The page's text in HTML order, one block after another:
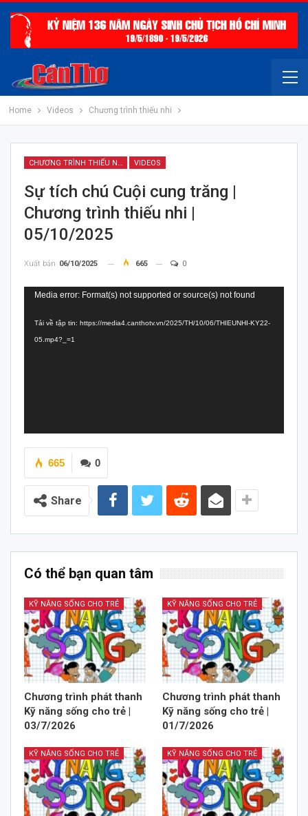
Home Videos Chương trình thiếu nhi
CHƯƠNG TRÌNH THIẾU NHI VIDEOS
Sự tích chú Cuội cung trăng |
Chương trình thiếu nhi |
05/10/2025
Xuất bản 06/10/2025 665 0
Trình
Video
Media error: Format(s) not supported or source(s) not found
Tải về tập tin: https://media4.canthotv.vn/2025/TH/10/06/THIEUNHI-KY22-
05.mp4?_=1
0
665
Share
Có thể bạn quan tâm
KỸ NĂNG SỐNG CHO TRẺ
Chương trình phát thanh
Kỹ năng sống cho trẻ |
03/7/2026
KỸ NĂNG SỐNG CHO TRẺ
Chương trình phát thanh
Kỹ năng sống cho trẻ |
01/7/2026
KỸ NĂNG SỐNG CHO TRẺ KỸ NĂNG SỐNG CHO TRẺ